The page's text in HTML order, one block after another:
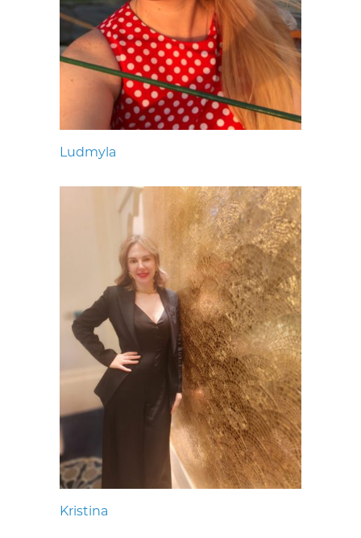
Ludmyla
Kristina